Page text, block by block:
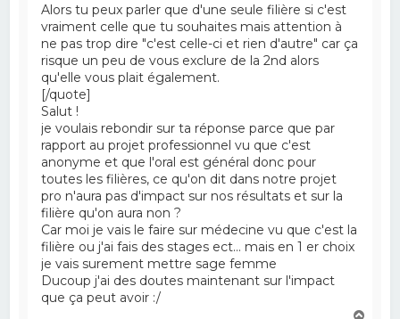
Alors tu peux parler que d'une seule filière si c'est
vraiment celle que tu souhaites mais attention à
ne pas trop dire "c'est celle-ci et rien d'autre" car ça
risque un peu de vous exclure de la 2nd alors
qu'elle vous plait également.
[/quote]
Salut !
je voulais rebondir sur ta réponse parce que par
rapport au projet professionnel vu que c'est
anonyme et que l'oral est général donc pour
toutes les filières, ce qu'on dit dans notre projet
pro n'aura pas d'impact sur nos résultats et sur la
filière qu'on aura non ?
Car moi je vais le faire sur médecine vu que c'est la
filière ou j'ai fais des stages ect... mais en 1 er choix
je vais surement mettre sage femme
Ducoup j'ai des doutes maintenant sur l'impact
que ça peut avoir :/